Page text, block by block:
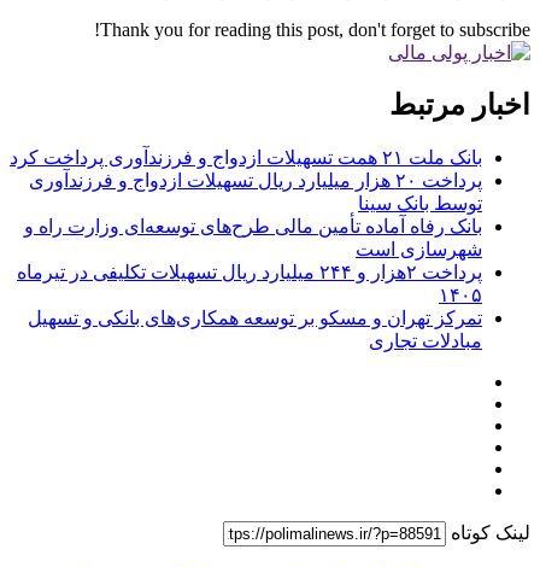
Thank you for reading this post, don't forget to subscribe!
اخبار مرتبط
بانک ملت ۲۱ همت تسهیلات ازدواج و فرزندآوری پرداخت کرد
پرداخت ۲۰ هزار میلیارد ریال تسهیلات ازدواج و فرزند‌آوری
توسط بانک سینا
بانک رفاه آماده تأمین مالی طرح‌های توسعه‌ای وزارت راه و
شهرسازی است
پرداخت ۲هزار و ۲۴۴ میلیارد ریال تسهیلات تکلیفی در تیرماه
۱۴۰۵
تمرکز تهران و مسکو بر توسعه همکاری‌های بانکی و تسهیل
مبادلات تجاری
لینک کوتاه